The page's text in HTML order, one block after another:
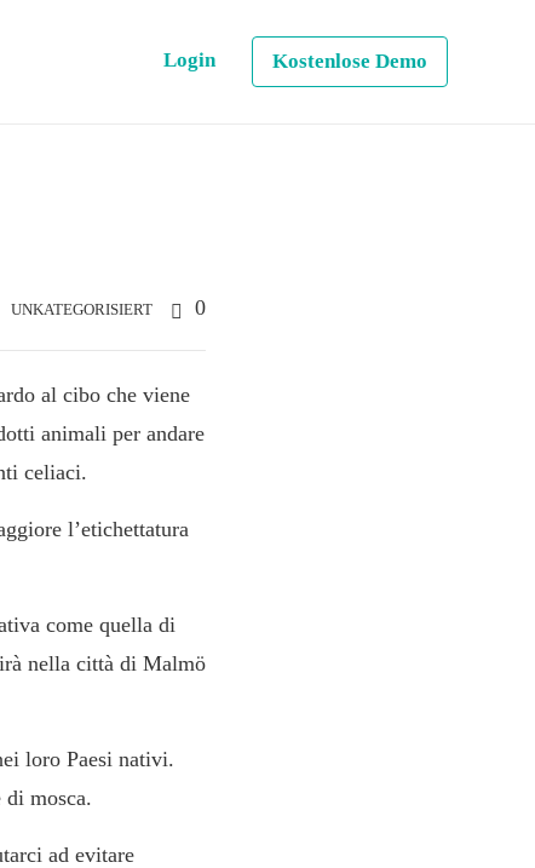
Login Kostenlose Demo
UNKATEGORISIERT 0
al cibo che viene
animali per andare
celiaci.
l’etichettatura
come quella di
nella città di Malmö
loro Paesi nativi.
mosca.
ad evitare